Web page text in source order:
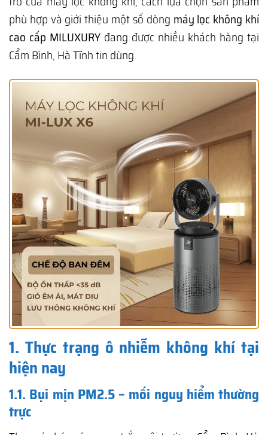
phù hợp và giới thiệu một số dòng máy lọc không khí
cao cấp MILUXURY đang được nhiều khách hàng tại
Cẩm Bình, Hà Tĩnh tin dùng.
1. Thực trạng ô nhiễm không khí tại
hiện nay
1.1. Bụi mịn PM2.5 – mối nguy hiểm thường
trực